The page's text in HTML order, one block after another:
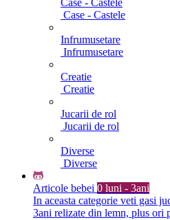
Case - Castele
Infrumusetare
Infrumusetare
Creatie
Creatie
Jucarii de rol
Jucarii de rol
Diverse
Diverse
Articole bebei 0 luni - 3ani
In aceasta categorie veti gasi
3ani relizate din lemn, plus ori